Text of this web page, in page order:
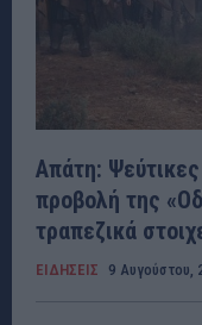
Απάτη:
προβολή της
τραπεζικά
ΕΙΔΗΣΕΙΣ 9 Αυγούστου,